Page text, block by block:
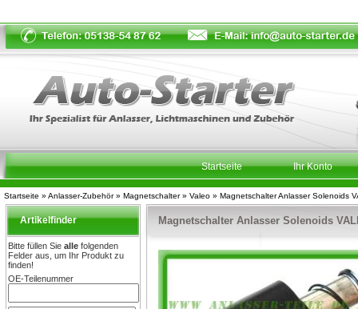
Startseite » Anlasser-Zubehör» Magnetschalter» Valeo » Magnetschalter Anlasser Solenoids
Startseite Ihr Konto
Artikelfinder
Bitte füllen Sie alle folgenden
Felder aus, um Ihr Produkt zu
finden!
OE-Teilenummer
Magnetschalter Anlasser Solenoids